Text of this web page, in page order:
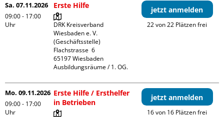
Sa. 07.11.2026
09:00 - 17:00
Uhr
Erste Hilfe
DRK Kreisverband
Wiesbaden e. V.
(Geschäftsstelle)
Flachstrasse  6
65197 Wiesbaden
Ausbildungsräume / 1. OG.
jetzt anmelden
22 von 22 Plätzen frei
Mo. 09.11.2026
09:00 - 17:00
Uhr
Erste Hilfe / Ersthelfer
in Betrieben
jetzt anmelden
16 von 16 Plätzen frei